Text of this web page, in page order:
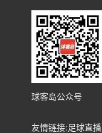
球客岛公众号
友情链接:足球直播